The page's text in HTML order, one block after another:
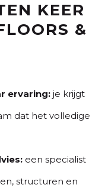
KEER
&
ervaring:je krijgt
dat het volledige
een specialist
structuren en